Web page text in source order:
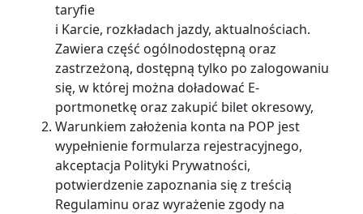
taryfie
i Karcie, rozkładach jazdy, aktualnościach.
Zawiera część ogólnodostępną oraz
zastrzeżoną, dostępną tylko po zalogowaniu
się, w której można doładować E-
portmonetkę oraz zakupić bilet okresowy,
Warunkiem założenia konta na POP jest
wypełnienie formularza rejestracyjnego,
akceptacja Polityki Prywatności,
potwierdzenie zapoznania się z treścią
Regulaminu oraz wyrażenie zgody na